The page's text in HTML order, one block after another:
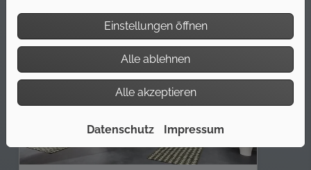
Einstellungen öffnen
Alle ablehnen
Alle akzeptieren
Datenschutz Impressum